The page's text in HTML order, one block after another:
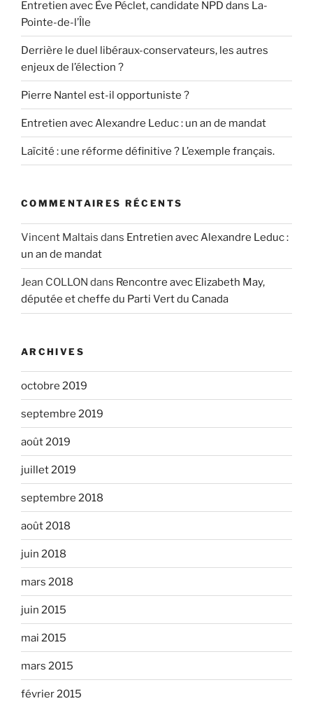
Entretien avec Ève Péclet, candidate NPD dans La-
Pointe-de-l’Île
Derrière le duel libéraux-conservateurs, les autres
enjeux de l’élection ?
Pierre Nantel est-il opportuniste ?
Entretien avec Alexandre Leduc : un an de mandat
Laïcité : une réforme définitive ? L’exemple français.
COMMENTAIRES RÉCENTS
Vincent Maltais dans Entretien avec Alexandre Leduc :
un an de mandat
Jean COLLON dans Rencontre avec Elizabeth May,
députée et cheffe du Parti Vert du Canada
ARCHIVES
octobre 2019
septembre 2019
août 2019
juillet 2019
septembre 2018
août 2018
juin 2018
mars 2018
juin 2015
mai 2015
mars 2015
février 2015